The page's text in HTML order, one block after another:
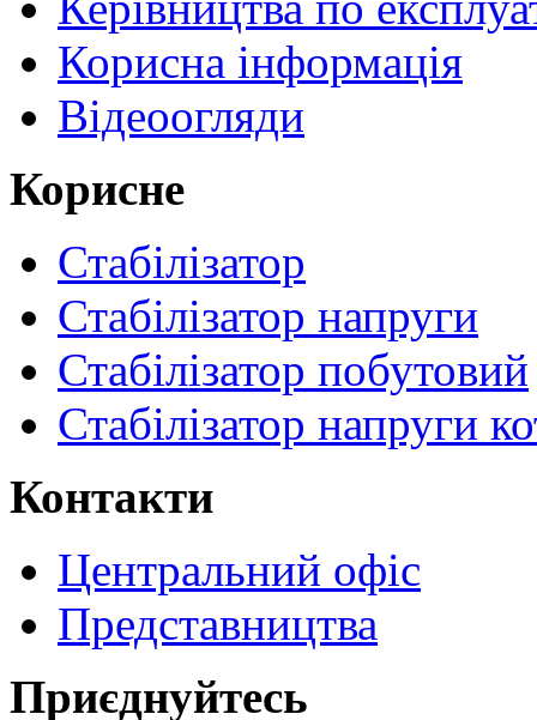
Корисна інформація
Відеоогляди
Корисне
Стабілізатор
Стабілізатор напруги
Стабілізатор побутовий
Стабілізатор напруги
Контакти
Центральний офіс
Представництва
Приєднуйтесь